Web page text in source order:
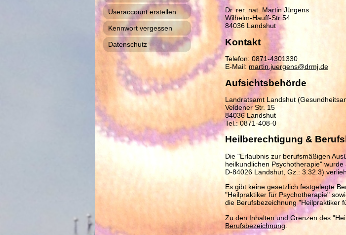
Dr. rer. nat. Martin Jürgens
Wilhelm-Hauff-Str 54
84036 Landshut
Kontakt
Telefon: 0871-4301330
E-Mail: martin.juergens@drmj.de
Aufsichtsbehörde
Landratsamt Landshut
Veldener Str. 15
84036 Landshut
Tel.: 0871-408-0
Heilberechtigung &
Die "Erlaubnis zur berufsmäßigen
heilkundlichen Psychotherapie"
D-84026 Landshut, Gz.: 3.32.3)
Es gibt keine gesetzlich festgelegte
"Heilpraktiker für Psychotherapie"
die Berufsbezeichnung "Heilpraktiker
Zu den Inhalten und Grenzen des
Berufsbezeichnung.
Useraccount erstellen
Kennwort vergessen
Datenschutz